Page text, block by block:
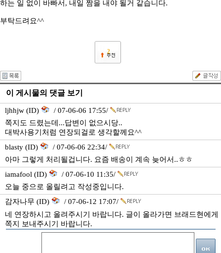
하는 일 없이 바빠서, 내일 짬을 내야 될거 같습니다.
부탁드려요^^
2
이 게시물의 댓글 보기
ljhhjw (ID)
/ 07-06-06 17:55/
쪽지도 드렸는데...답변이 없으시당..
대박사용기처럼 연장되걸로 생각할께요^^
blasty (ID)
/ 07-06-06 22:34/
아마 그렇게 처리될겁니다. 요즘 배송이 계속 늦어서..ㅎㅎ
iamafool (ID)
/ 07-06-10 11:35/
오늘 중으로 올릴려고 작성중입니다.
감자나무 (ID)
/ 07-06-12 17:07/
네 연장하시고 올려주시기 바랍니다. 글이 올라가면 브래드현에게
쪽지 보내주시기 바랍니다.